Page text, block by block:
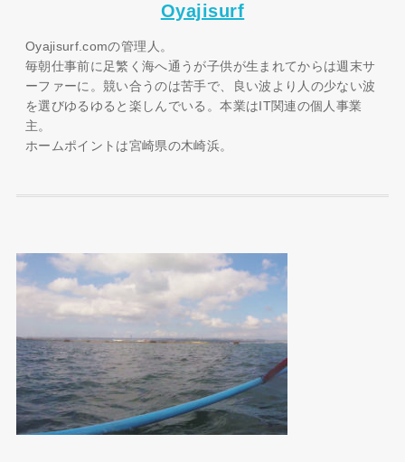
Oyajisurf
Oyajisurf.comの管理人。
毎朝仕事前に足繁く海へ通うが子供が生まれてからは週末サ
ーファーに。競い合うのは苦手で、良い波より人の少ない波
を選びゆるゆると楽しんでいる。本業はIT関連の個人事業
主。
ホームポイントは宮崎県の木崎浜。